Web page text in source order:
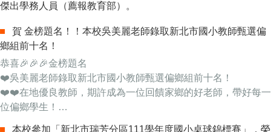
傑出學務人員（薦報教育部）。
賀 金榜題名！！本校吳美麗老師錄取新北市國小教師甄選偏
鄉組前十名！
恭喜🎉🎉🎉金榜題名
❤️吳美麗老師錄取新北市國小教師甄選偏鄉組前十名！
❤️❤️在地優良教師，期許成為一位回饋家鄉的好老師，帶好每一
位偏鄉學生！
本校參加「新北市瑞芳分區111學年度國小桌球錦標賽」，榮